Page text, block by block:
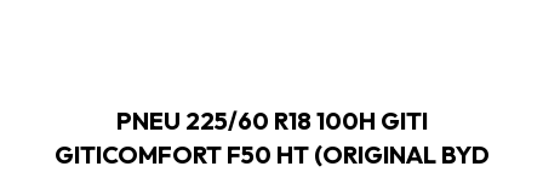
PNEU 225/60 R18 100H GITI
GITICOMFORT F50 HT (ORIGINAL BYD